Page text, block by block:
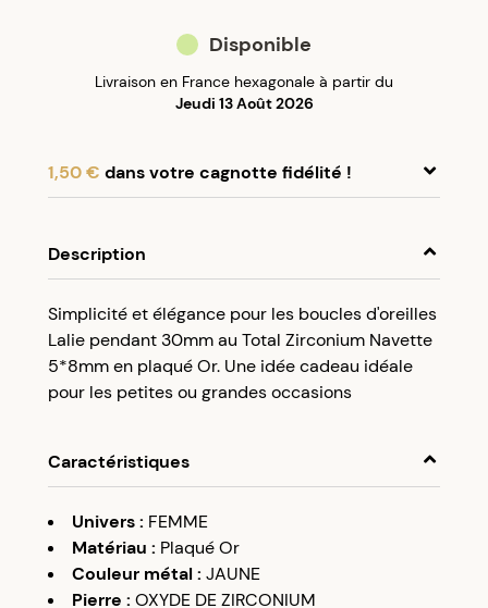
Disponible
Livraison en France hexagonale à partir du
Jeudi 13 Août 2026
1,50 € dans votre cagnotte fidélité !
compte client et cumulez 5% de vos achats dans
votre cagnotte fidélité sans minimum d’achat.
Utilisez votre cagnotte de fidélité dès votre
prochaine commande à partir de 50€ d’achats.
Description
Simplicité et élégance pour les boucles d'oreilles
Lalie pendant 30mm au Total Zirconium Navette
5*8mm en plaqué Or. Une idée cadeau idéale
pour les petites ou grandes occasions
Caractéristiques
Univers: FEMME
Matériau : Plaqué Or
Couleur métal: JAUNE
Pierre : OXYDE DE ZIRCONIUM